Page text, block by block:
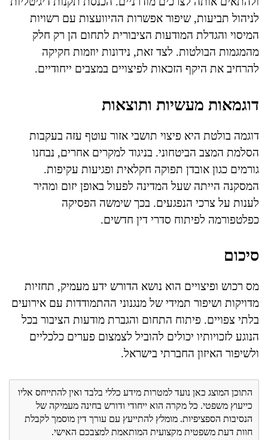
לניהול תביעות, שיפור אפשרות ההיוועצות עם רשויות
המיסוי והגדלת המודעות הציבורית לתחום הן רק חלק
מהמגמות הבולטות. לצד זאת, נידונות יוזמות חקיקה
להרחיב את היקף הזכאות לפיצויים במצבים ייחודיים.
דוגמאות מעשיות ותוצאות
דוגמה בולטת היא פיצוי תושבי אזור עוטף עזה בעקבות
הסלמת המצב הביטחוני. בניגוד למקרים אחרים, נבחנו
גורמים כגון אובדן תפוקה חקלאית ופגיעות עקיפות.
המסקנה הייתה שעל המדינה לפעול באופן יזום ומהיר
לענות על צרכי הנפגעים. בכך שימשה הפסיקה
כפלטפורמה לפיתוח סדרי דין חדשים.
סיכום
מס רכוש ופיצויים הוא נושא הדורש ידע מעמיק, תחזיות
מדויקות ושיפור תמידי של מנגנוני ההתמודדות עם אירועים
בלתי צפויים. פיתוח התחום והגברת מודעות הציבור בכל
הנוגע לזכויותיו יכולים להוביל לצמצום פערים כלכליים
ולשיפור האיזון החברתי בישראל.
התוכן המוצג כאן נועד למטרות מידע כללי בלבד ואין להתייחס אליו
כייעוץ משפטי. כל מקרה הוא ייחודי ודורש בחינה מעמיקה של
הנסיבות הספציפיות. מומלץ להתייעץ עם עורך דין מוסמך לקבלת
חוות דעת משפטית מקצועית המותאמת למצבכם האישי.